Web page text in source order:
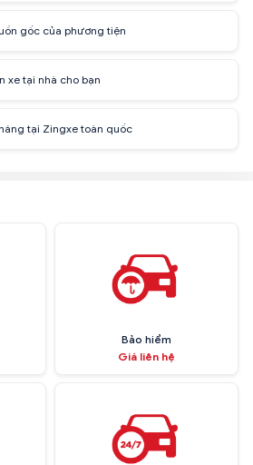
gốc của phương tiện
xe tại nhà cho bạn
tại Zingxe toàn quốc
Bảo hiểm
Giá liên hệ